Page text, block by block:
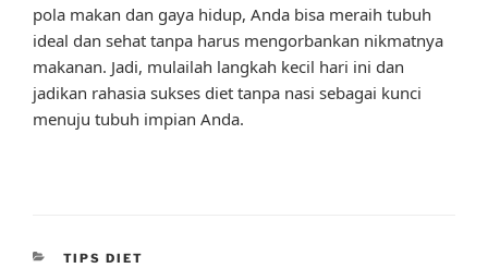
pola makan dan gaya hidup, Anda bisa meraih tubuh
ideal dan sehat tanpa harus mengorbankan nikmatnya
makanan. Jadi, mulailah langkah kecil hari ini dan
jadikan rahasia sukses diet tanpa nasi sebagai kunci
menuju tubuh impian Anda.
CATEGORIES
TIPS DIET